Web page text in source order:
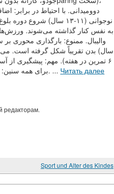
نوجوانی (۱۱-۱۳ سال)
به نفس کنار گذاشته می‌شوند.
سال) بدن تقریباً شکل گرفته است.
۶ تمرین در هفته). مهم: پیشگیری
برای همه سنین: ورزش باید لذت‌بخش باشد. اگر کودک قبل از تمرین گریه کند — این ورزش یا مربی او نیست. ... Читать далее
редакторам.
Sport und Alter des Kindes